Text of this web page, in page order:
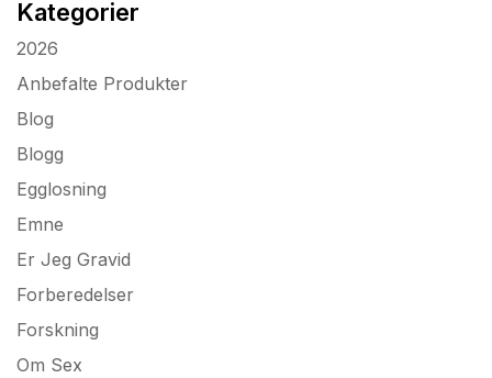
Kategorier
2026
Anbefalte Produkter
Blog
Blogg
Egglosning
Emne
Er Jeg Gravid
Forberedelser
Forskning
Om Sex